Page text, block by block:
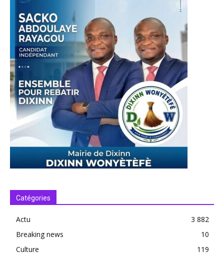
Catégories
Actu
3 882
Breaking news
10
Culture
119